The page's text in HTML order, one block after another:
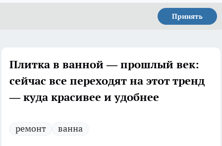
Принять
Плитка в ванной — прошлый век:
сейчас все переходят на этот тренд
— куда красивее и удобнее
ремонт ванна